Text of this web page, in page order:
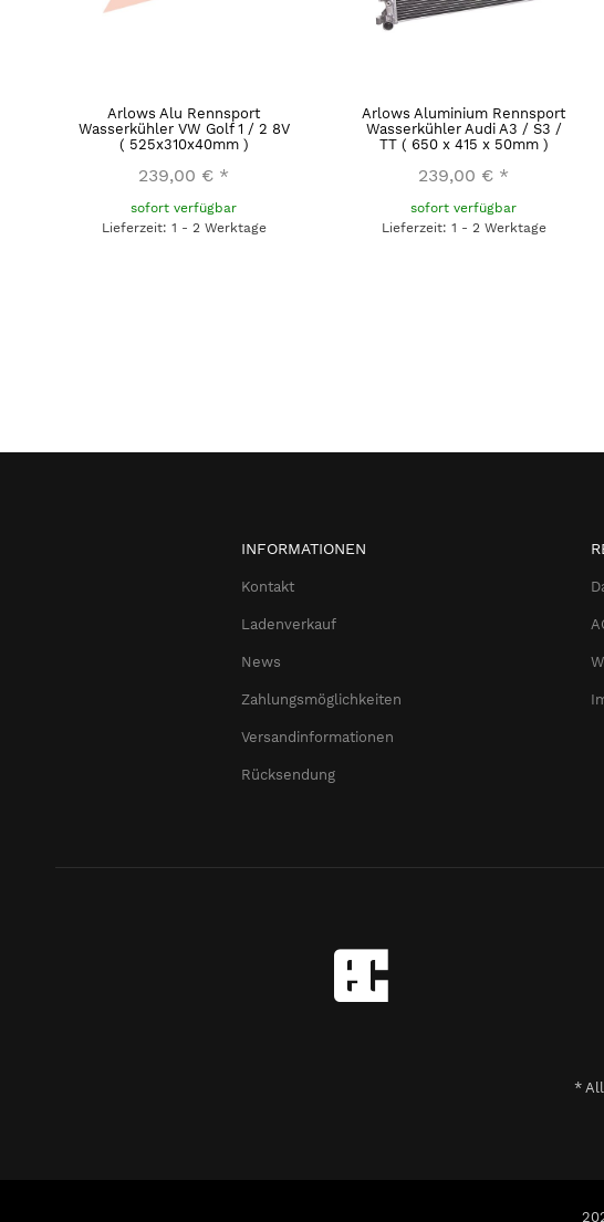
Arlows Alu Rennsport
Wasserkühler VW Golf 1 / 2 8V
( 525x310x40mm )
239,00 € *
sofort verfügbar
Lieferzeit: 1 - 2 Werktage
Arlows Aluminium Rennsport
Wasserkühler Audi A3 / S3 /
TT ( 650 x 415 x 50mm )
239,00 € *
sofort verfügbar
Lieferzeit: 1 - 2 Werktage
INFORMATIONEN
Kontakt
Ladenverkauf
News
Zahlungsmöglichkeiten
Versandinformationen
Rücksendung
*